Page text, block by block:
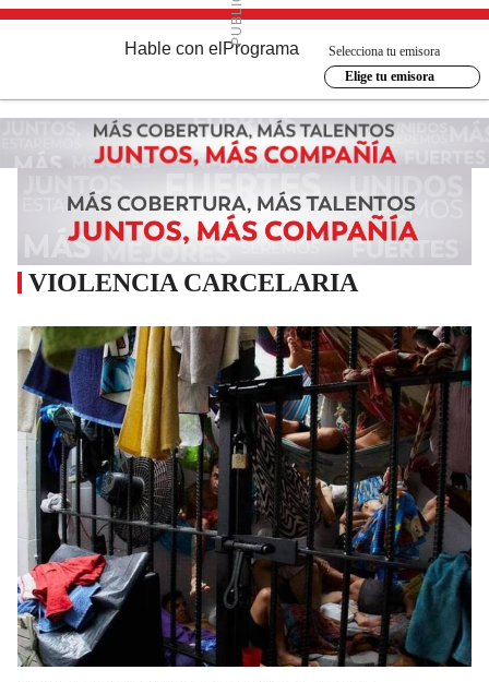
Hable con el Programa
Selecciona tu emisora
Elige tu emisora
VIOLENCIA CARCELARIA